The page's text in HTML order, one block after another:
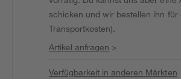
schicken und wir bestellen ihn für
Transportkosten).
Artikel anfragen >
Verfügbarkeit in anderen Märkten